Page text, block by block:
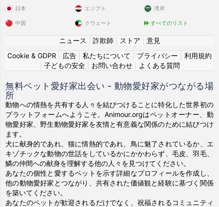
日本
中国
エジプト
クウェート
湾岸
すべてのリスト
ニュース 詐欺師 ストア
意見
Cookie & GDPR
広告 私たちについて プライバシー
利用規約
子どもの安全| お問い合わせ| よくある質問
無料ペット愛好家出会い - 動物愛好家がつながる場
所
動物への情熱を共有する人々を結びつけることに特化した世界初の
プラットフォームへようこそ。Animour.orgはペットオーナー、動
物愛好家、野生動物愛好家を友情と有意義な関係のために結びつけ
ます。
犬に献身的であれ、猫に情熱的であれ、鳥に魅了されているか、エ
キゾチックな動物の世話をしているかにかかわらず、毛皮、羽毛、
鱗の仲間への献身を理解する他の人々を見つけてください。
あなたの個性と愛するペットを示す詳細なプロフィールを作成し、
他の動物愛好家とつながり、共有された価値観と経験に基づく関係
を築いてください。
あなたのペットが歓迎されるだけでなく、祝福されるコミュニティ